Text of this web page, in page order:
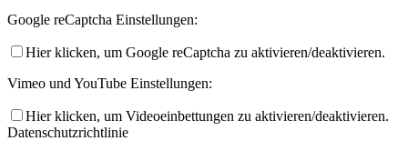
Google reCaptcha Einstellungen:
Hier klicken, um Google reCaptcha zu aktivieren/deaktivieren.
Vimeo und YouTube Einstellungen:
Hier klicken, um Videoeinbettungen zu aktivieren/deaktivieren.
Datenschutzrichtlinie